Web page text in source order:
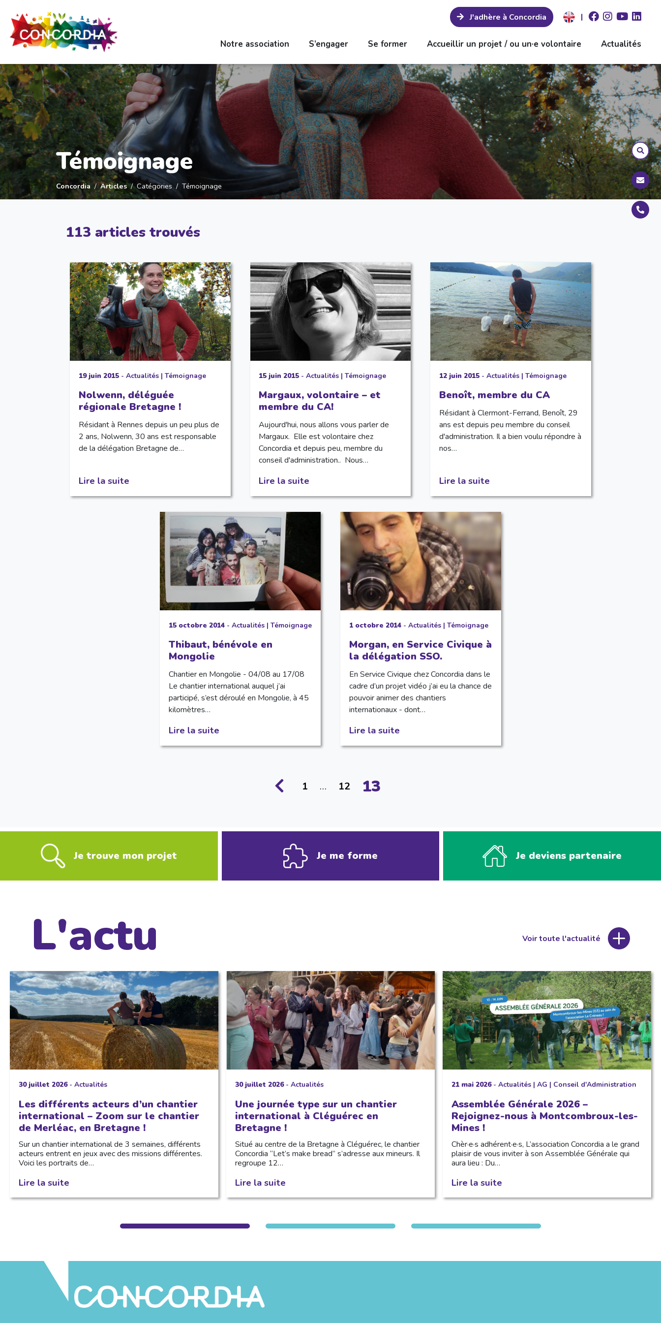
J'adhère à Concordia |
Notre association S’engager Se former Accueillir un projet / ou un·e volontaire Actualités
Témoignage
Concordia Articles Catégories Témoignage
113 articles trouvés
19 juin 2015- Actualités| Témoignage
Nolwenn, déléguée
régionale Bretagne !
Résidant à Rennes depuis un peu plus de
2 ans, Nolwenn, 30 ans est responsable
de la délégation Bretagne de…
Lire la suite
15 juin 2015 -Actualités |Témoignage
Margaux, volontaire – et
membre du CA!
Aujourd'hui, nous allons vous parler de
Margaux. Elle est volontaire chez
Concordia et depuis peu, membre du
conseil d'administration.. Nous…
Lire la suite
12 juin 2015- Actualités| Témoignage
Benoît, membre du CA
Résidant à Clermont-Ferrand, Benoît, 29
ans est depuis peu membre du conseil
d'administration. Il a bien voulu répondre à
nos…
Lire la suite
15 octobre 2014- Actualités| Témoignage
Thibaut, bénévole en
Mongolie
Chantier en Mongolie - 04/08 au 17/08
Le chantier international auquel j’ai
participé, s’est déroulé en Mongolie, à 45
kilomètres…
Lire la suite
1 octobre 2014- Actualités| Témoignage
Morgan, en Service Civique à
la délégation SSO.
En Service Civique chez Concordia dans le
cadre d’un projet vidéo j’ai eu la chance de
pouvoir animer des chantiers
internationaux - dont…
Lire la suite
1 … 12 13
Je trouve mon projet Je me forme Je deviens partenaire
L'actu Voir toute l'actualité
30 juillet 2026- Actualités
Les différents acteurs d’un chantier
international – Zoom sur le chantier
de Merléac, en Bretagne !
Sur un chantier international de 3 semaines, différents
acteurs entrent en jeux avec des missions différentes.
Voici les portraits de…
Lire la suite
30 juillet 2026- Actualités
Une journée type sur un chantier
international à Cléguérec en
Bretagne !
Situé au centre de la Bretagne à Cléguérec, le chantier
Concordia “Let’s make bread” s’adresse aux mineurs. Il
regroupe 12…
Lire la suite
21 mai 2026- Actualités| AG | Conseil d'Administration
Assemblée Générale 2026 –
Rejoignez-nous à Montcombroux-les-
Mines !
Chèr·e·s adhérent·e·s, L’association Concordia a le grand
plaisir de vous inviter à son Assemblée Générale qui
aura lieu : Du…
Lire la suite